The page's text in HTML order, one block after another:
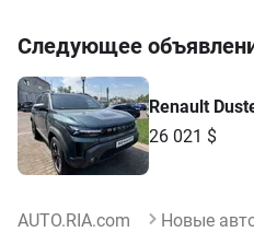
Следующее
Renault
26 021 $
AUTO.RIA.com Новые